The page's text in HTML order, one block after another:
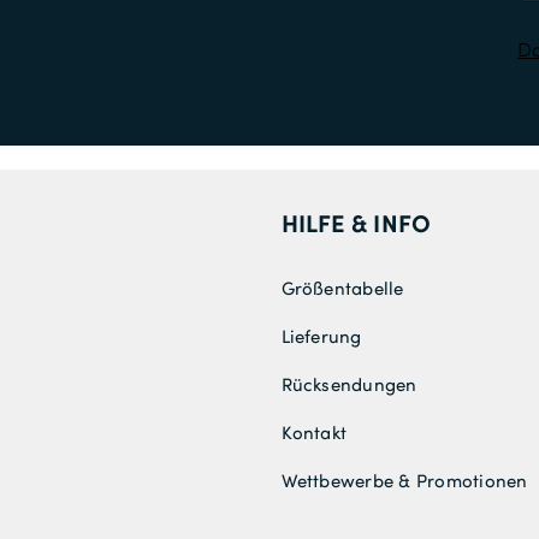
HILFE & INFO
Größentabelle
Lieferung
Rücksendungen
Kontakt
Wettbewerbe & Promotionen